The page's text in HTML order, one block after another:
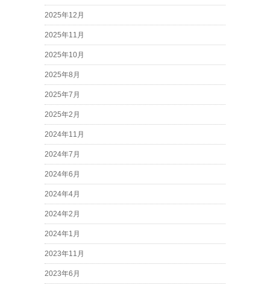
2025年12月
2025年11月
2025年10月
2025年8月
2025年7月
2025年2月
2024年11月
2024年7月
2024年6月
2024年4月
2024年2月
2024年1月
2023年11月
2023年6月